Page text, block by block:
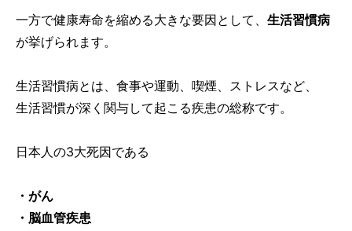
一方で健康寿命を縮める大きな要因として、 生活習慣病
が挙げられます。
生活習慣病とは、食事や運動、喫煙、ストレスなど、
生活習慣が深く関与して起こる疾患の総称です。
日本人の3大死因である
・がん
・脳血管疾患